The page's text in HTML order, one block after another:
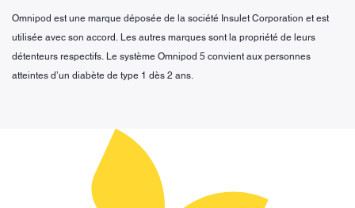
Omnipod est une marque déposée de la société Insulet Corporation et est
utilisée avec son accord. Les autres marques sont la propriété de leurs
détenteurs respectifs. Le système Omnipod 5 convient aux personnes
atteintes d’un diabète de type 1 dès 2 ans.